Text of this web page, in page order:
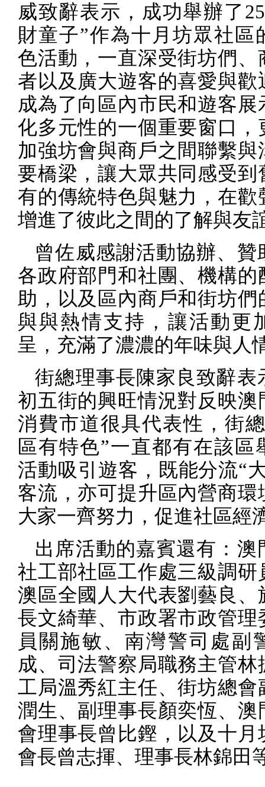
威致辭表示，成功舉辦了 25
財童子”作為十月坊眾社區
色活動，一直深受街坊們、
者以及廣大遊客的喜愛與歡
成為了向區內市民和遊客展
化多元性的一個重要窗口，
加強坊會與商戶之間聯繫與
要橋梁，讓大眾共同感受到
有的傳統特色與魅力，在歡
增進了彼此之間的了解與友
曾佐威感謝活動協辦、贊
各政府部門和社團、機構的
助，以及區內商戶和街坊們
與與熱情支持，讓活動更
呈，充滿了濃濃的年味與人
街總理事長陳家良致辭表
初五街的興旺情況對反映澳
消費市道很具代表性，街
區有特色”一直都有在該區
活動吸引遊客，既能分流“
客流，亦可提升區內營商環
大家一齊努力，促進社區經
出席活動的嘉賓還有：澳
社工部社區工作處三級調研
澳區全國人大代表劉藝良、
長文綺華、市政署市政管理
員關施敏、南灣警司處副
成、司法警察局職務主管林
工局溫秀紅主任、街坊總會
潤生、副理事長顏奕恆、澳
會理事長曾比鏗，以及十月
會長曾志揮、理事長林錦田